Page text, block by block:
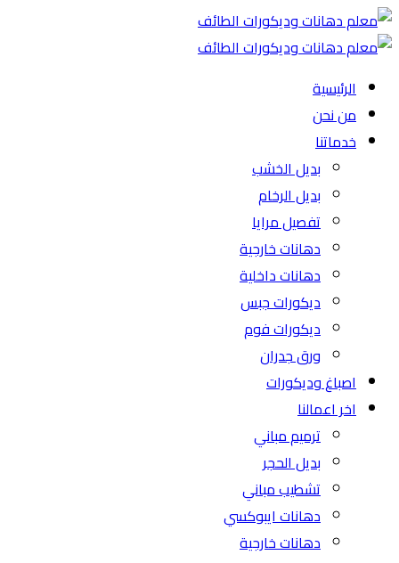
الرئيسية
من نحن
خدماتنا
بديل الخشب
بديل الرخام
تفصيل مرايا
دهانات خارجية
دهانات داخلية
ديكورات جبس
ديكورات فوم
ورق جدران
اصباغ وديكورات
اخر اعمالنا
ترميم مباني
بديل الحجر
تشطيب مباني
دهانات ايبوكسي
دهانات خارجية